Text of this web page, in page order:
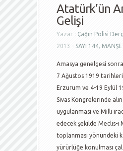
Atatürk’ün
Gelişi
Yazar : Çağın Polisi
2013 - SAYI 144,
Amasya genelgesi
7 Ağustos 1919
Erzurum ve 4-19 Eylül
Sivas Kongrelerinde
uygulanması ve Milli
edecek şekilde Meclis-i
toplanması yönündeki
yürürlüğe konulması